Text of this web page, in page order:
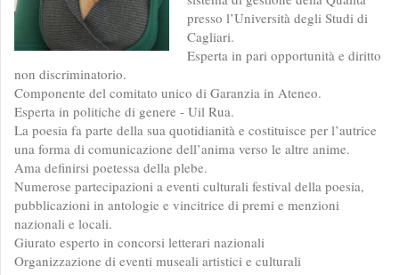
presso l’Università degli Studi di
Cagliari.
Esperta in pari opportunità e diritto
non discriminatorio.
Componente del comitato unico di Garanzia in Ateneo.
Esperta in politiche di genere - Uil Rua.
La poesia fa parte della sua quotidianità e costituisce per l’autrice
una forma di comunicazione dell’anima verso le altre anime.
Ama definirsi poetessa della plebe.
Numerose partecipazioni a eventi culturali festival della poesia,
pubblicazioni in antologie e vincitrice di premi e menzioni
nazionali e locali.
Giurato esperto in concorsi letterari nazionali
Organizzazione di eventi museali artistici e culturali